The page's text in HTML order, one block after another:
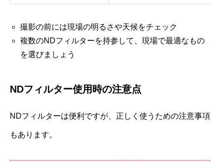
撮影の前には現場の明るさや天候をチェック
複数のNDフィルターを持参して、現場で最適なもの
を選びましょう
NDフィルター使用時の注意点
NDフィルターは便利ですが、正しく使うための注意事項
もあります。